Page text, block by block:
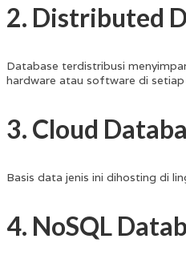
2. Distributed
Database terdistribusi
hardware atau software di setiap
3. Cloud
Basis data jenis ini dihosting di
4. NoSQL